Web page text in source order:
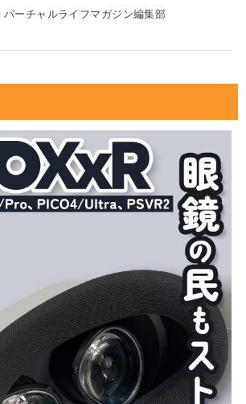
バーチャルライフマガジン編集部